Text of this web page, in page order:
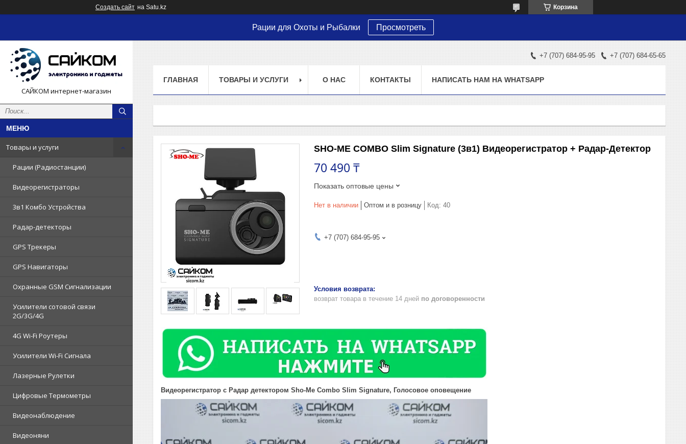
Создать сайт на Satu.kz Корзина
Рации для Охоты и Рыбалки Просмотреть
САЙКОМ интернет-магазин
Товары и услуги
Рации (Радиостанции)
Видеорегистраторы
3в1 Комбо Устройства
Радар-детекторы
GPS Трекеры
GPS Навигаторы
Охранные GSM Сигнализации
Усилители сотовой связи
2G/3G/4G
4G Wi-Fi Роутеры
Усилители Wi-Fi Сигнала
Лазерные Рулетки
Цифровые Термометры
Видеонаблюдение
Видеоняни
+7 (707) 684-95-95 +7 (707) 684-65-65
ГЛАВНАЯ ТОВАРЫ И УСЛУГИ О НАС КОНТАКТЫ НАПИСАТЬ НАМ НА WHATSAPP
SHO-ME COMBO Slim Signature (3в1) Видеорегистратор + Радар-Детектор
70 490 ₸
Показать оптовые цены
Нет в наличии Оптом и в розницу Код: 40
+7 (707) 684-95-95
возврат товара в течение 14 дней по договоренности
Видеорегистратор с Радар детектором Sho-Me Combo Slim Signature, Голосовое оповещение